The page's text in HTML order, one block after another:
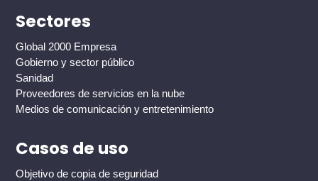
Sectores
Global 2000 Empresa
Gobierno y sector público
Sanidad
Proveedores de servicios en la nube
Medios de comunicación y entretenimiento
Casos de uso
Objetivo de copia de seguridad